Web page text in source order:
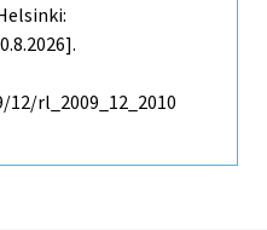
rl_2009_12_2010